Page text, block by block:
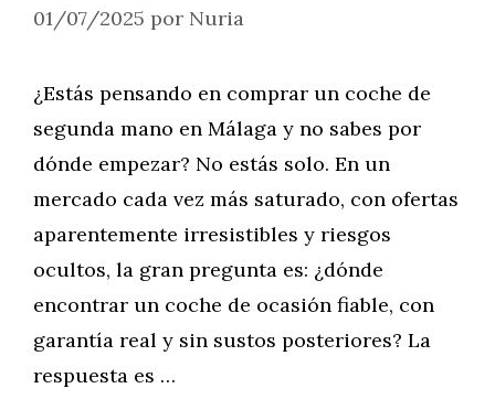
01/07/2025 por Nuria
¿Estás pensando en comprar un coche de
segunda mano en Málaga y no sabes por
dónde empezar? No estás solo. En un
mercado cada vez más saturado, con ofertas
aparentemente irresistibles y riesgos
ocultos, la gran pregunta es: ¿dónde
encontrar un coche de ocasión fiable, con
garantía real y sin sustos posteriores? La
respuesta es …